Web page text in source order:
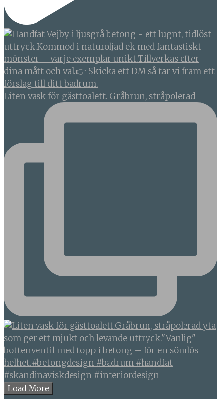
Liten vask för gästtoalett. Gråbrun, stråpolerad
Load More